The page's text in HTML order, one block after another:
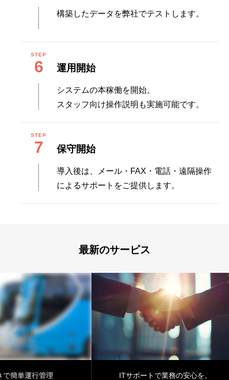
構築したデータを弊社でテストします。
6 運用開始
システムの本稼働を開始。
スタッフ向け操作説明も実施可能です。
7 保守開始
導入後は、メール・FAX・電話・遠隔操作
によるサポートをご提供します。
最新のサービス
ITサポートで業務の安心を。